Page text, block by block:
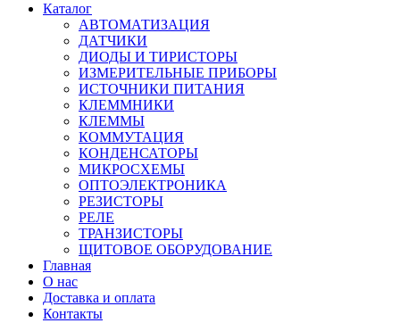
Каталог
АВТОМАТИЗАЦИЯ
ДАТЧИКИ
ДИОДЫ И ТИРИСТОРЫ
ИЗМЕРИТЕЛЬНЫЕ ПРИБОРЫ
ИСТОЧНИКИ ПИТАНИЯ
КЛЕММНИКИ
КЛЕММЫ
КОММУТАЦИЯ
КОНДЕНСАТОРЫ
МИКРОСХЕМЫ
ОПТОЭЛЕКТРОНИКА
РЕЗИСТОРЫ
РЕЛЕ
ТРАНЗИСТОРЫ
ЩИТОВОЕ ОБОРУДОВАНИЕ
Главная
О нас
Доставка и оплата
Контакты